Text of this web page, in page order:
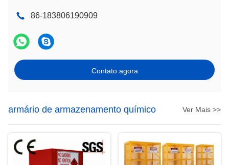
86-183806190909
Contato agora
armário de armazenamento químico Ver Mais >>